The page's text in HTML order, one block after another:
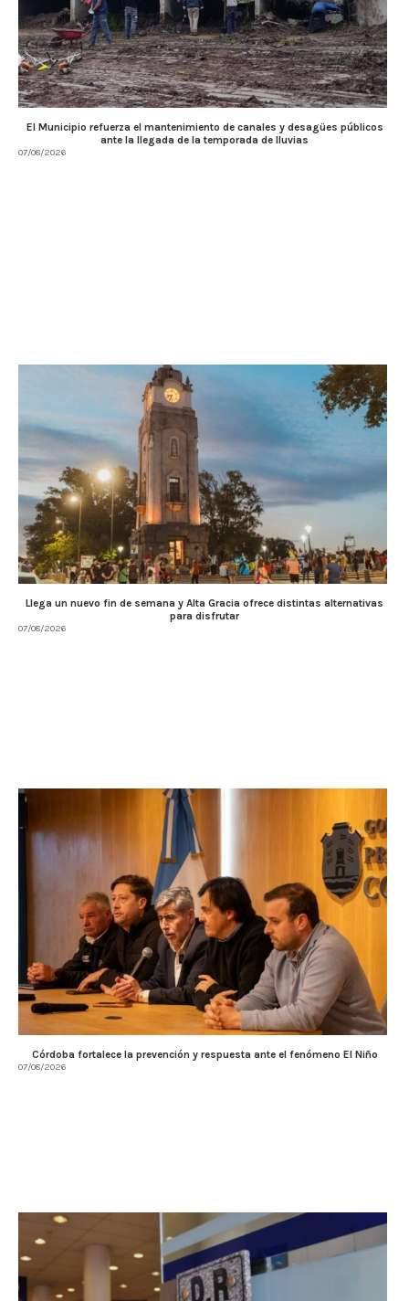
El Municipio refuerza el mantenimiento de canales y desagües públicos
ante la llegada de la temporada de lluvias
07/08/2026
Llega un nuevo fin de semana y Alta Gracia ofrece distintas alternativas
para disfrutar
07/08/2026
Córdoba fortalece la prevención y respuesta ante el fenómeno El Niño
07/08/2026